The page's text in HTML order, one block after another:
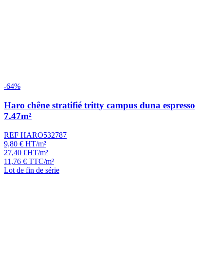
-64%
Haro chêne stratifié tritty campus duna espresso
7.47m²
REF HARO532787
9,80 € HT/m²
27,40 €HT/m²
11,76 € TTC/m²
Lot de fin de série